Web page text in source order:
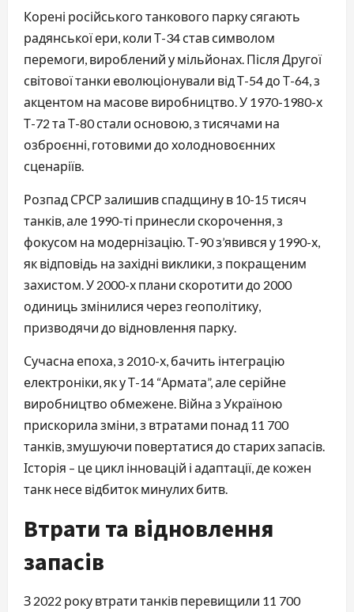
Корені російського танкового парку сягають
радянської ери, коли Т-34 став символом
перемоги, вироблений у мільйонах. Після Другої
світової танки еволюціонували від Т-54 до Т-64, з
акцентом на масове виробництво. У 1970-1980-х
Т-72 та Т-80 стали основою, з тисячами на
озброєнні, готовими до холодновоєнних
сценаріїв.
Розпад СРСР залишив спадщину в 10-15 тисяч
танків, але 1990-ті принесли скорочення, з
фокусом на модернізацію. Т-90 з’явився у 1990-х,
як відповідь на західні виклики, з покращеним
захистом. У 2000-х плани скоротити до 2000
одиниць змінилися через геополітику,
призводячи до відновлення парку.
Сучасна епоха, з 2010-х, бачить інтеграцію
електроніки, як у Т-14 “Армата”, але серійне
виробництво обмежене. Війна з Україною
прискорила зміни, з втратами понад 11 700
танків, змушуючи повертатися до старих запасів.
Історія – це цикл інновацій і адаптації, де кожен
танк несе відбиток минулих битв.
Втрати та відновлення
запасів
З 2022 року втрати танків перевищили 11 700